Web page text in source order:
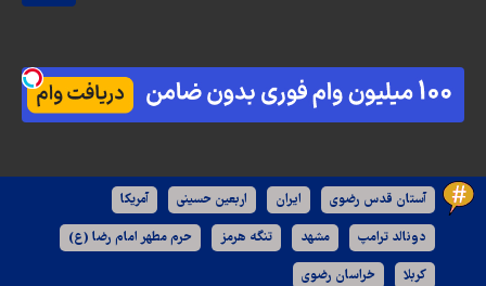
آستان قدس رضوی ایران اربعین حسینی آمریکا
دونالد ترامپ مشهد تنگه هرمز حرم مطهر امام رضا (ع)
کربلا خراسان رضوی